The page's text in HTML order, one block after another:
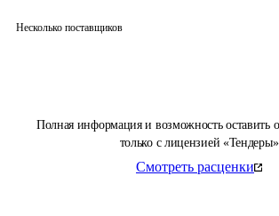
Полная информация и возможность оставить
только с лицензией «Тендеры»
Смотреть расценки
Несколько поставщиков